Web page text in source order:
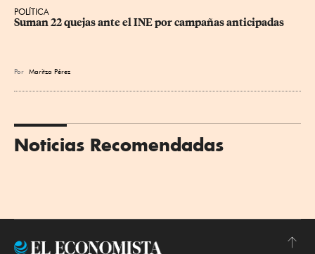
POLÍTICA
Suman 22 quejas ante el INE por campañas anticipadas
Por Maritza Pérez
Noticias Recomendadas